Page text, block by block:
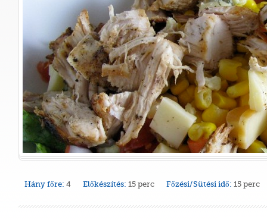
Hány főre: 4 Előkészítés: 15 perc Főzési/Sütési idő: 15 perc